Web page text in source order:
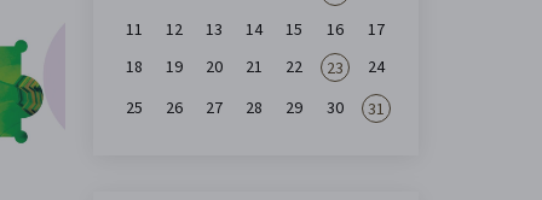
11
12 13 14 15 16
17
18
19 20 21 22 23
24
25
26 27 28 29 30 31